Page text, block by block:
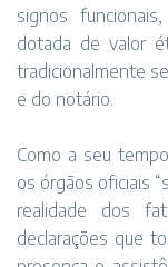
signos
dotada de valor
tradicionalmente
e do notário.
Como a seu
os órgãos oficiais
realidade dos
declarações que